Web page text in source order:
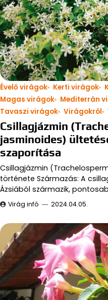
Évelő virágok Kerti virágok
Magas virágok
Mediterrán
Tavaszi virágok Virágokról
Csillagjázmin
jasminoides)
szaporítása
Csillagjázmin
története Származás: A
Ázsiából származik,
Virág infó 2024.04.05.